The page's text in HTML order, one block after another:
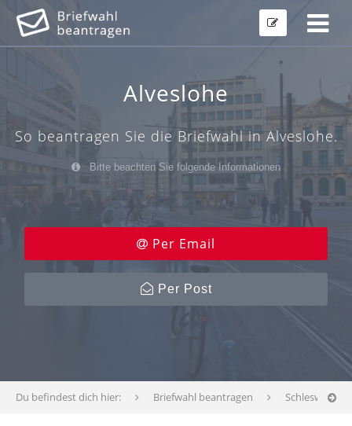
Alveslohe
So beantragen Sie die Briefwahl in Alveslohe.
Bitte beachten Sie folgende Informationen
Per Email
Per Post
Du befindest dich hier: Briefwahl beantragen Schleswig-